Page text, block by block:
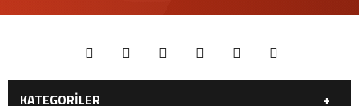
KATEGORİLER